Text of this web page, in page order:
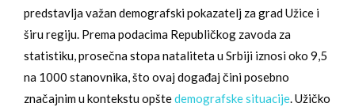
predstavlja važan demografski pokazatelj za grad Užice i
širu regiju. Prema podacima Republičkog zavoda za
statistiku, prosečna stopa nataliteta u Srbiji iznosi oko 9,5
na 1000 stanovnika, što ovaj događaj čini posebno
značajnim u kontekstu opštedemografske situacije. Užičko